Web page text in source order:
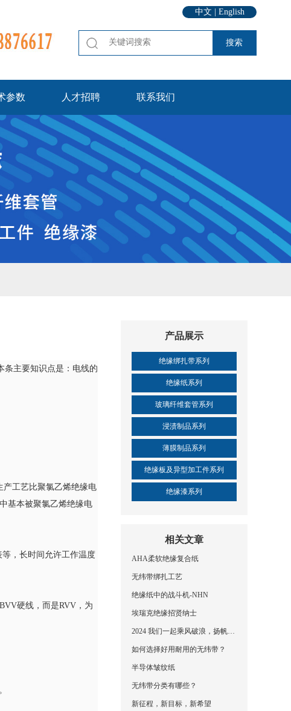
中文 English
参数 人才招聘 联系我们
产品展示
绝缘绑扎带系列
绝缘纸系列
玻璃纤维套管系列
浸渍制品系列
薄膜制品系列
绝缘板及异型加工件系列
绝缘漆系列
相关文章
AHA柔软绝缘复合纸
无纬带绑扎工艺
绝缘纸中的战斗机-NHN
埃瑞克绝缘招贤纳士
2024 我们一起乘风破浪，扬帆起航，再创辉煌！
如何选择好用耐用的无纬带？
半导体皱纹纸
无纬带分类有哪些？
新征程，新目标，新希望
条主要知识点是：电线的
产工艺比聚氯乙烯绝缘电
基本被聚氯乙烯绝缘电
，长时间允许工作温度
硬线，而是RVV，为